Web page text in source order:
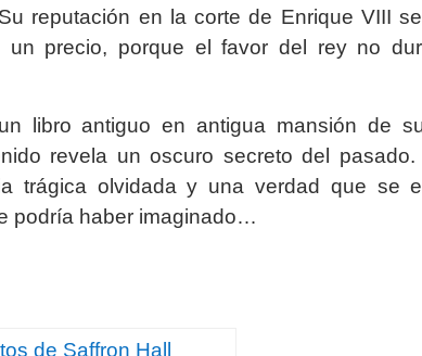
reputación en la corte de Enrique VIII
precio, porque el favor del rey no
libro antiguo en antigua mansión de
revela un oscuro secreto del pasado.
trágica olvidada y una verdad que se
podría haber imaginado…
de Saffron Hall